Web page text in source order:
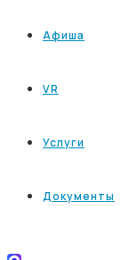
Афиша
VR
Услуги
Документы